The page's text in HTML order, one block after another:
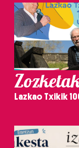
Lazkao Txikik